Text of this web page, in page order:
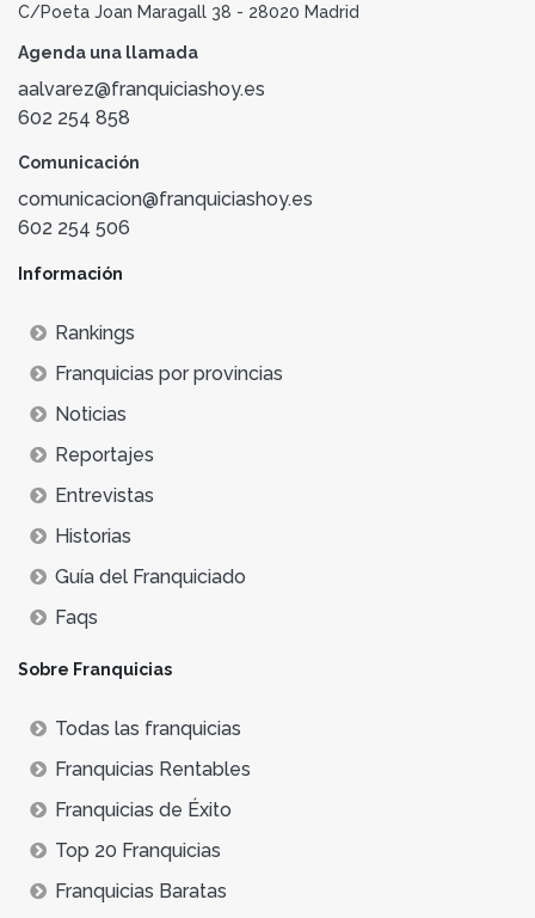
C/Poeta Joan Maragall 38 - 28020 Madrid
Agenda una llamada
aalvarez@franquiciashoy.es
602 254 858
Comunicación
comunicacion@franquiciashoy.es
602 254 506
Información
Rankings
Franquicias por provincias
Noticias
Reportajes
Entrevistas
Historias
Guía del Franquiciado
Faqs
Sobre Franquicias
Todas las franquicias
Franquicias Rentables
Franquicias de Éxito
Top 20 Franquicias
Franquicias Baratas